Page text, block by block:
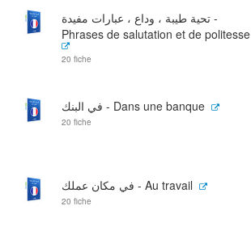
تحية طيبة ، وداع ، عبارات مفيدة -
Phrases de salutation et de politesse
20 fiche
في البنك - Dans une banque
20 fiche
في مكان عملك - Au travail
20 fiche